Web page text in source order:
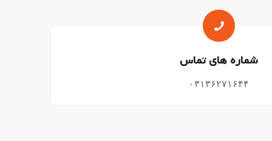
شماره های تماس
۰۳۱۳۶۲۷۱۶۴۴